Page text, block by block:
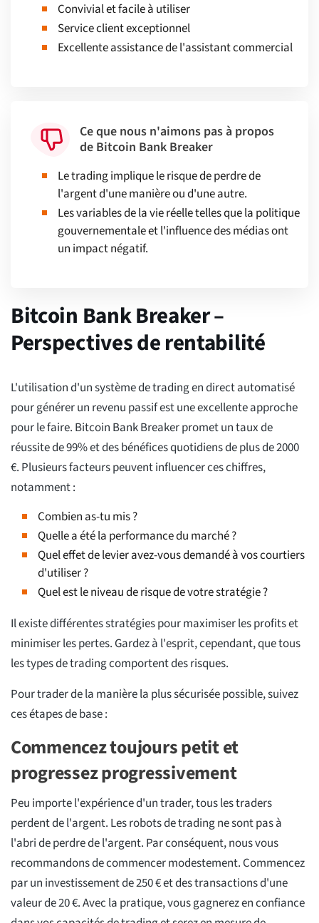
Convivial et facile à utiliser
Service client exceptionnel
Excellente assistance de l'assistant commercial
Ce que nous n'aimons pas à propos
de Bitcoin Bank Breaker
Le trading implique le risque de perdre de
l'argent d'une manière ou d'une autre.
Les variables de la vie réelle telles que la politique
gouvernementale et l'influence des médias ont
un impact négatif.
Bitcoin Bank Breaker –
Perspectives de rentabilité
L'utilisation d'un système de trading en direct automatisé
pour générer un revenu passif est une excellente approche
pour le faire. Bitcoin Bank Breaker promet un taux de
réussite de 99% et des bénéfices quotidiens de plus de 2000
€. Plusieurs facteurs peuvent influencer ces chiffres,
notamment :
Combien as-tu mis ?
Quelle a été la performance du marché ?
Quel effet de levier avez-vous demandé à vos courtiers
d'utiliser ?
Quel est le niveau de risque de votre stratégie ?
Il existe différentes stratégies pour maximiser les profits et
minimiser les pertes. Gardez à l'esprit, cependant, que tous
les types de trading comportent des risques.
Pour trader de la manière la plus sécurisée possible, suivez
ces étapes de base :
Commencez toujours petit et
progressez progressivement
Peu importe l'expérience d'un trader, tous les traders
perdent de l'argent. Les robots de trading ne sont pas à
l'abri de perdre de l'argent. Par conséquent, nous vous
recommandons de commencer modestement. Commencez
par un investissement de 250 € et des transactions d'une
valeur de 20 €. Avec la pratique, vous gagnerez en confiance